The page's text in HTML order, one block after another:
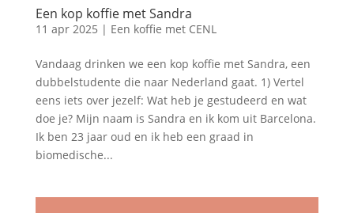
Een kop koffie met Sandra
11 apr 2025 | Een koffie met CENL
Vandaag drinken we een kop koffie met Sandra, een
dubbelstudente die naar Nederland gaat. 1) Vertel
eens iets over jezelf: Wat heb je gestudeerd en wat
doe je? Mijn naam is Sandra en ik kom uit Barcelona.
Ik ben 23 jaar oud en ik heb een graad in
biomedische...